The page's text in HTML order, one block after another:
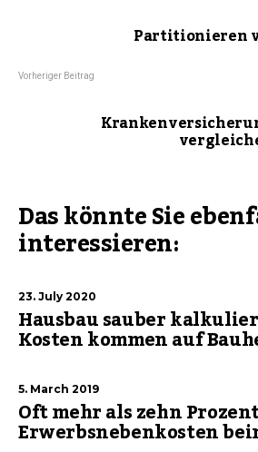
Partitionieren
Vorheriger Beitrag
Das könnte Sie
interessieren:
23. July 2020
Hausbau sauber
Kosten kommen auf
5. March 2019
Oft mehr als zehn
Erwerbsnebenkosten